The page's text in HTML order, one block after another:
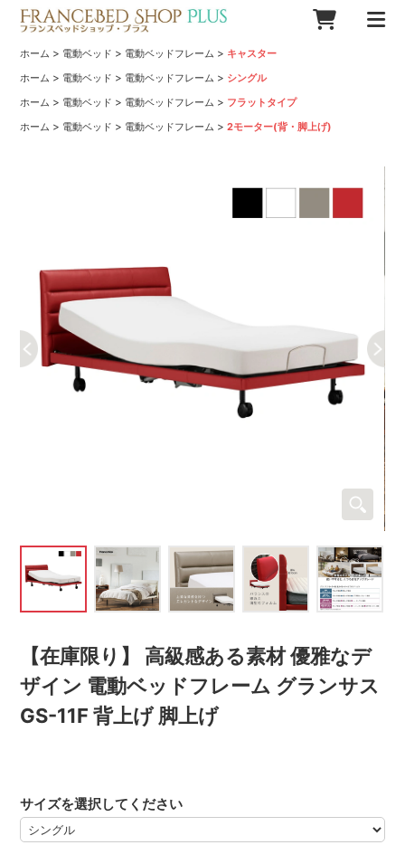
ホーム > 電動ベッド > 電動ベッドフレーム > キャスター
ホーム > 電動ベッド > 電動ベッドフレーム > シングル
ホーム > 電動ベッド > 電動ベッドフレーム > フラットタイプ
ホーム > 電動ベッド > 電動ベッドフレーム >2モーター(背・脚上げ)
【在庫限り】 高級感ある素材 優雅なデ
ザイン 電動ベッドフレーム グランサス
GS-11F 背上げ 脚上げ
サイズを選択してください